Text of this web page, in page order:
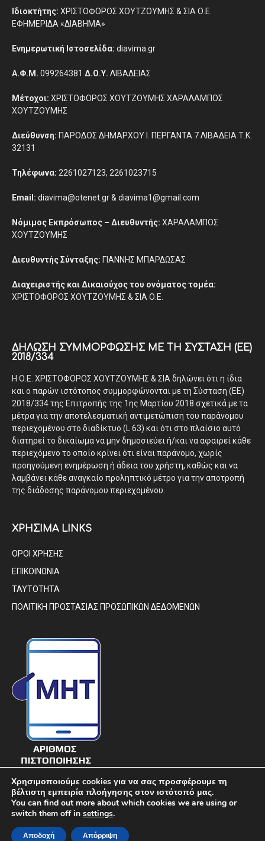
Ιδιοκτήτης: ΧΡΙΣΤΟΦΟΡΟΣ ΧΟΥΤΖΟΥΜΗΣ & ΣΙΑ Ο.Ε.
ΕΦΗΜΕΡΙΔΑ «ΔΙΑΒΗΜΑ»
Ενημερωτική Ιστοσελίδα: diavima.gr
Α.Φ.Μ. 099264381 Δ.Ο.Υ. ΛΙΒΑΔΕΙΑΣ
Μέτοχοι: ΧΡΙΣΤΟΦΟΡΟΣ ΧΟΥΤΖΟΥΜΗΣ ΧΑΡΑΛΑΜΠΟΣ
ΧΟΥΤΖΟΥΜΗΣ
Διεύθυνση: ΠΑΡΟΔΟΣ ΔΗΜΑΡΧΟΥ Ι. ΠΕΡΓΑΝΤΑ 7 ΛΙΒΑΔΕΙΑ Τ.Κ.
32131
Τηλέφωνα: 2261027123, 2261023715
Email: diavima@otenet.gr & diavima1@gmail.com
Νόμιμος Εκπρόσωπος – Διευθυντής: ΧΑΡΑΛΑΜΠΟΣ
ΧΟΥΤΖΟΥΜΗΣ
Διευθυντής Σύνταξης: ΓΙΑΝΝΗΣ ΜΠΑΡΔΩΣΑΣ
Διαχειριστής και Δικαιούχος του ονόματος τομέα:
ΧΡΙΣΤΟΦΟΡΟΣ ΧΟΥΤΖΟΥΜΗΣ & ΣΙΑ Ο.Ε.
ΔΉΛΩΣΗ ΣΥΜΜΌΡΦΩΣΗΣ ΜΕ ΤΗ ΣΎΣΤΑΣΗ (ΕΕ)
2018/334
Η Ο.Ε. ΧΡΙΣΤΟΦΟΡΟΣ ΧΟΥΤΖΟΥΜΗΣ & ΣΙΑ δηλώνει ότι η ίδια
και ο παρών ιστότοπος συμμορφώνονται με τη Σύσταση (ΕΕ)
2018/334 της Επιτροπής της 1ης Μαρτίου 2018 σχετικά με τα
μέτρα για την αποτελεσματική αντιμετώπιση του παράνομου
περιεχομένου στο διαδίκτυο (L 63) και ότι στο πλαίσιο αυτό
διατηρεί το δικαίωμα να μην δημοσιεύει ή/και να αφαιρεί κάθε
περιεχόμενο το οποίο κρίνει ότι είναι παράνομο, χωρίς
προηγούμενη ενημέρωση ή άδεια του χρήστη, καθώς και να
λαμβάνει κάθε αναγκαίο προληπτικό μέτρο για την αποτροπή
της διάδοσης παράνομου περιεχομένου.
ΧΡΗΣΙΜΑ LINKS
ΟΡΟΙ ΧΡΗΣΗΣ
ΕΠΙΚΟΙΝΩΝΙΑ
ΤΑΥΤΟΤΗΤΑ
ΠΟΛΙΤΙΚΗ ΠΡΟΣΤΑΣΙΑΣ ΠΡΟΣΩΠΙΚΩΝ ΔΕΔΟΜΕΝΩΝ
© DIAVIMA.GR - «ΔΙΑΒΗΜΑ» ΕΒΔΟΜΑΔΙΑΙΑ ΠΟΛΙΤΙΚΗ ΣΑΤΙΡΙΚΗ
Χρησιμοποιούμε cookies για να σας προσφέρουμε τη
βέλτιστη εμπειρία πλοήγησης στον ιστότοπό μας.
You can find out more about which cookies we are using or
switch them off in settings.
Αποδοχή Απόρριψη